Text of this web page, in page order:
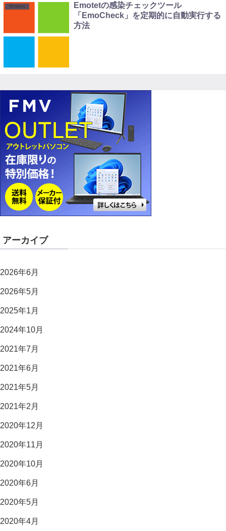
Windows
Emotetの感染チェックツール
「EmoCheck」を定期的に自動実行する
方法
アーカイブ
2026年6月
2026年5月
2025年1月
2024年10月
2021年7月
2021年6月
2021年5月
2021年2月
2020年12月
2020年11月
2020年10月
2020年6月
2020年5月
2020年4月